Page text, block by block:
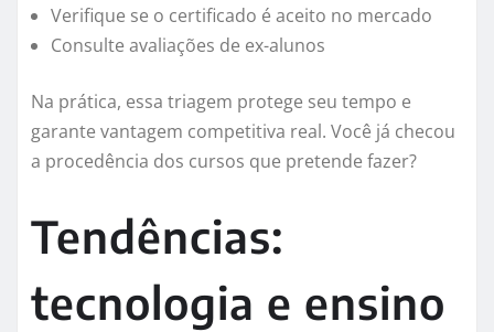
Verifique se o certificado é aceito no mercado
Consulte avaliações de ex-alunos
Na prática, essa triagem protege seu tempo e
garante vantagem competitiva real. Você já checou
a procedência dos cursos que pretende fazer?
Tendências:
tecnologia e ensino